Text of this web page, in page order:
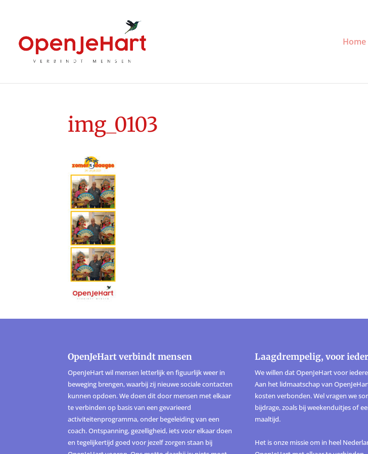
Home
img_0103
OpenJeHart verbindt mensen
OpenJeHart wil mensen letterlijk en figuurlijk weer in
beweging brengen, waarbij zij nieuwe sociale contacten
kunnen opdoen. We doen dit door mensen met elkaar
te verbinden op basis van een gevarieerd
activiteitenprogramma, onder begeleiding van een
coach. Ontspanning, gezelligheid, iets voor elkaar doen
en tegelijkertijd goed voor jezelf zorgen staan bij
Laagdrempelig, voor
We willen dat OpenJeHart voor
Aan het lidmaatschap van
kosten verbonden. Wel vragen we
bijdrage, zoals bij weekenduitjes of
maaltijd.
Het is onze missie om in heel